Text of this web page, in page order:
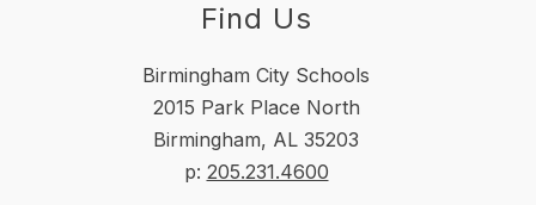
Find Us
Birmingham City Schools
2015 Park Place North
Birmingham, AL 35203
p: 205.231.4600